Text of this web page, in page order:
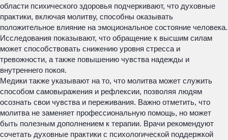
области психического здоровья подчеркивают, что духовные
практики, включая молитву, способны оказывать
положительное влияние на эмоциональное состояние человека.
Исследования показывают, что обращение к высшим силам
может способствовать снижению уровня стресса и
тревожности, а также повышению чувства надежды и
внутреннего покоя.
Медики также указывают на то, что молитва может служить
способом самовыражения и рефлексии, позволяя людям
осознать свои чувства и переживания. Важно отметить, что
молитва не заменяет профессиональную помощь, но может
быть полезным дополнением к терапии. Врачи рекомендуют
сочетать духовные практики с психологической поддержкой